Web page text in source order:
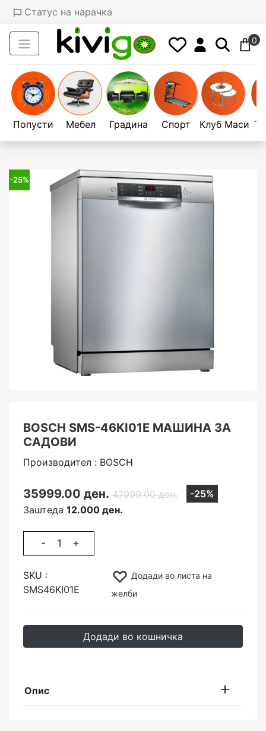
Статус на нарачка
0
Попусти Мебел Градина Спорт Клуб Маси
-25%
BOSCH SMS-46KI01E МАШИНА ЗА
САДОВИ
Производител : BOSCH
35999.00 ден. 47999.00 ден.
-25%
Заштеда 12.000 ден.
- +
SKU :
SMS46KI01E
Додади во листа на
желби
Додади во кошничка
Опис